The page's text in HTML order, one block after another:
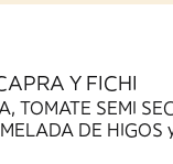
Y FICHI
TOMATE SEMI
DE HIGOS